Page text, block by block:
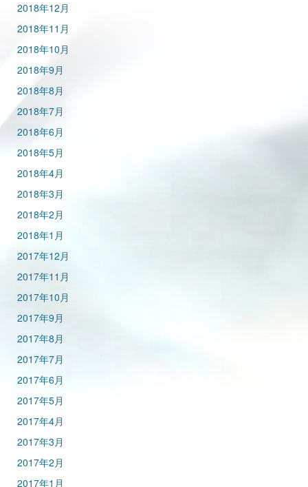
2018年12月
2018年11月
2018年10月
2018年9月
2018年8月
2018年7月
2018年6月
2018年5月
2018年4月
2018年3月
2018年2月
2018年1月
2017年12月
2017年11月
2017年10月
2017年9月
2017年8月
2017年7月
2017年6月
2017年5月
2017年4月
2017年3月
2017年2月
2017年1月